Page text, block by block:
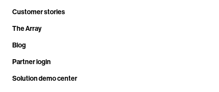
Customer stories
The Array
Blog
Partner login
Solution demo center